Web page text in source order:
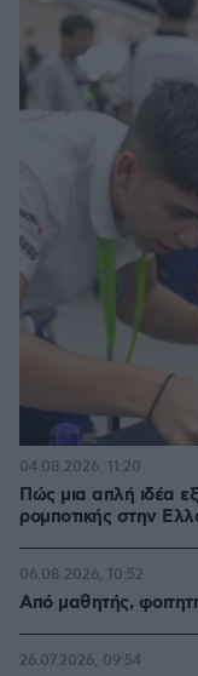
Πώς μια απλή ιδέα
ρομποτικής στην
04.08.2026, 11:20
Από μαθητής,
06.08.2026, 10:52
26.07.2026, 09:54